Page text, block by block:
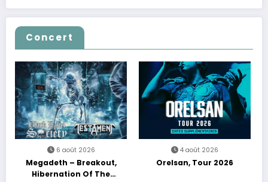
Concert
6 août 2026
Megadeth – Breakout,
Hibernation Of The
4 août 2026
Orelsan, Tour 2026